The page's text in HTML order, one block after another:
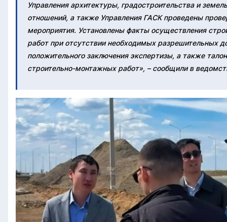
Управления архитектуры, градостроительства и
отношений, а также Управления ГАСК проведены
мероприятия. Установлены факты осуществления
работ при отсутствии необходимых разрешительных
положительного заключения экспертизы, а также
строительно-монтажных работ», – сообщили в